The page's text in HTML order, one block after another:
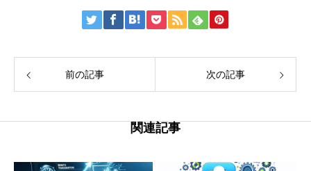
前の記事 次の記事
関連記事